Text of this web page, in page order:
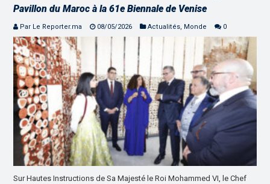
Pavillon du Maroc à la 61e Biennale de Venise
Par Le Reporter.ma 08/05/2026 Actualités, Monde 0
Sur Hautes Instructions de Sa Majesté le Roi Mohammed VI, le Chef